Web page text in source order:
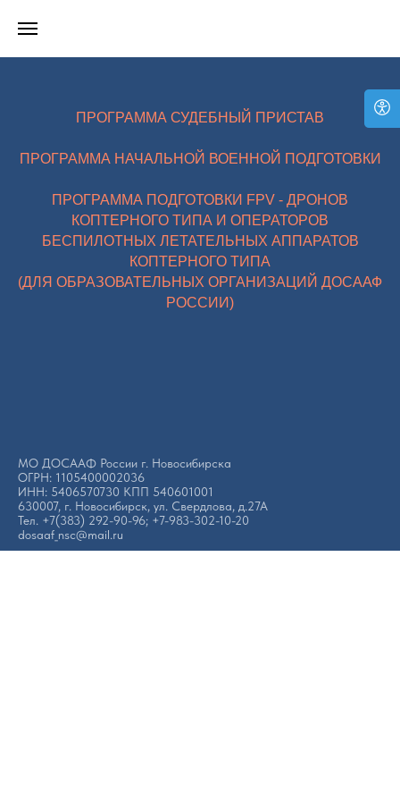
ПРОГРАММА СУДЕБНЫЙ ПРИСТАВ
ПРОГРАММА НАЧАЛЬНОЙ ВОЕННОЙ ПОДГОТОВКИ
ПРОГРАММА ПОДГОТОВКИ FPV - ДРОНОВ
КОПТЕРНОГО ТИПА И ОПЕРАТОРОВ
БЕСПИЛОТНЫХ ЛЕТАТЕЛЬНЫХ АППАРАТОВ
КОПТЕРНОГО ТИПА
(ДЛЯ ОБРАЗОВАТЕЛЬНЫХ ОРГАНИЗАЦИЙ ДОСААФ
РОССИИ)
МО ДОСААФ России г. Новосибирска
ОГРН: 1105400002036
ИНН: 5406570730 КПП 540601001
630007, г. Новосибирск, ул. Свердлова, д.27А
Тел. +7(383) 292-90-96; +7-983-302-10-20
dosaaf_nsc@mail.ru